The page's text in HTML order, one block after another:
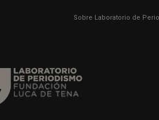
Sobre Laboratorio de